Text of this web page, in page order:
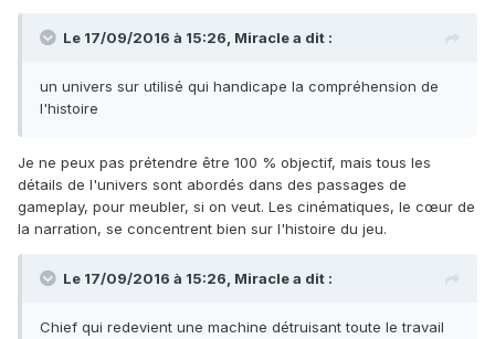
Le 17/09/2016 à 15:26, Miraclea dit :
un univers sur utilisé qui handicape la compréhension de
l'histoire
Je ne peux pas prétendre être 100 % objectif, mais tous les
détails de l'univers sont abordés dans des passages de
gameplay, pour meubler, si on veut. Les cinématiques, le cœur de
la narration, se concentrent bien sur l'histoire du jeu.
Le 17/09/2016 à 15:26, Miraclea dit :
Chief qui redevient une machine détruisant toute le travail